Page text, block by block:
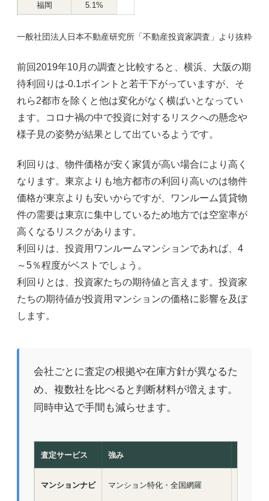
福岡
5.1%
一般社団法人日本不動産研究所「不動産投資家調査」より抜粋
前回2019年10月の調査と比較すると、横浜、大阪の期
待利回りは-0.1ポイントと若干下がっていますが、そ
れら2都市を除くと他は変化がなく横ばいとなってい
ます。コロナ禍の中で投資に対するリスクへの懸念や
様子見の姿勢が結果として出ているようです。
利回りは、物件価格が安く家賃が高い場合により高く
なります。東京よりも地方都市の利回り高いのは物件
価格が東京よりも安いからですが、ワンルーム賃貸物
件の需要は東京に集中しているため地方では空室率が
高くなるリスクがあります。
利回りは、投資用ワンルームマンションであれば、4
～5％程度がベストでしょう。
利回りとは、投資家たちの期待値と言えます。投資家
たちの期待値が投資用マンションの価格に影響を及ぼ
します。
会社ごとに査定の根拠や在庫方針が異なるた
め、複数社を比べると判断材料が増えます。
同時申込で手間も減らせます。
査定サービス 強み
マンションナビ マンション特化・全国網羅